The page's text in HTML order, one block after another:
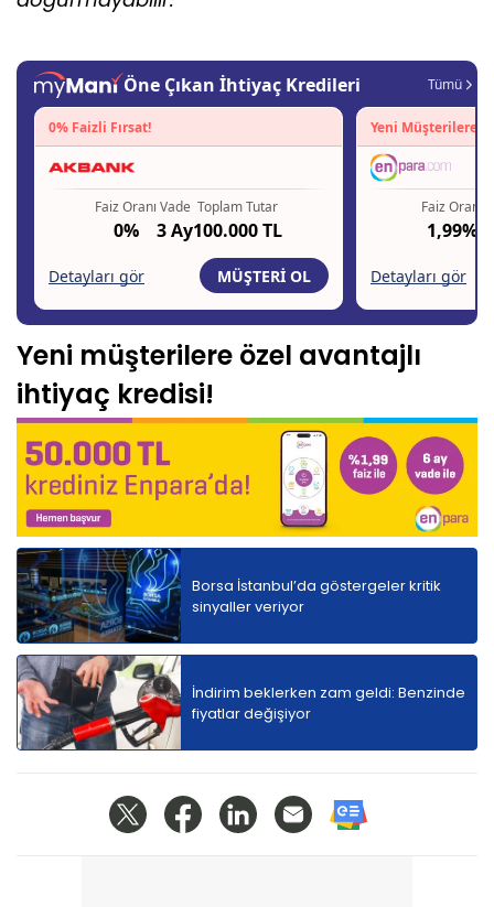
Yeni müşterilere özel avantajlı
ihtiyaç kredisi!
Borsa İstanbul’da göstergeler kritik
sinyaller veriyor
İndirim beklerken zam geldi: Benzinde
fiyatlar değişiyor